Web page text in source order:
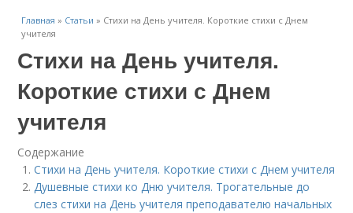
Главная » Статьи » Стихи на День учителя. Короткие стихи с Днем
учителя
Стихи на День учителя.
Короткие стихи с Днем
учителя
Содержание
Стихи на День учителя. Короткие стихи с Днем учителя
Душевные стихи ко Дню учителя. Трогательные до
слез стихи на День учителя преподавателю начальных